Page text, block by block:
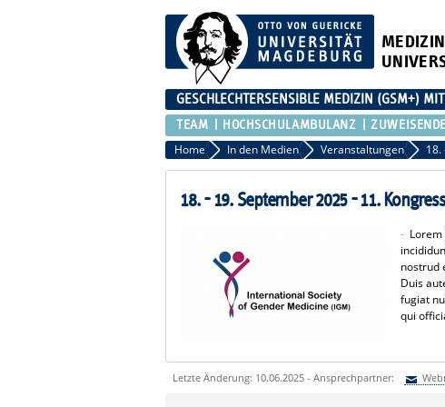
GESCHLECHTERSENSIBLE MEDIZIN (GSM+)
TEAM HOCHSCHULAMBULANZ ZUWEISENDE
Home In den Medien Veranstaltungen
18. - 19. September 2025 - 11.
-
nostrud
Duis
fugiat
qui
Letzte Änderung: 10.06.2025 - Ansprechpartner: